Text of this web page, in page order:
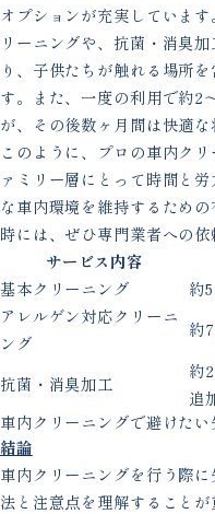
オプションが充実していま
リーニングや、抗菌・消臭
り、子供たちが触れる場所
す。また、一度の利用で約2
が、その後数ヶ月間は快適な
このように、プロの車内ク
ァミリー層にとって時間と
な車内環境を維持するため
時には、ぜひ専門業者への依
サービス内容
基本クリーニング
約
アレルゲン対応クリーニ
ング
約
抗菌・消臭加工
約
追
車内クリーニングで避けた
結論
車内クリーニングを行う際
法と注意点を理解すること